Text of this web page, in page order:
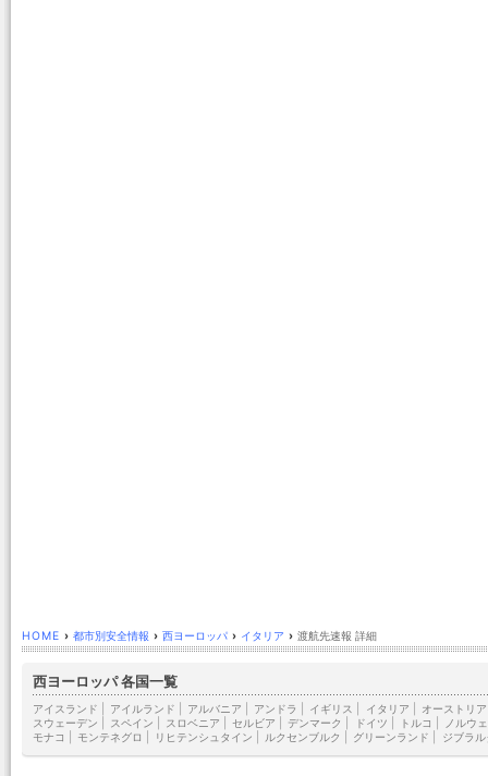
HOME › 都市別安全情報 › 西ヨーロッパ › イタリア › 渡航先速報 詳細
西ヨーロッパ 各国一覧
アイスランド アイルランド アルバニア アンドラ イギリス イタリア オーストリア
スウェーデン
スペイン スロベニア セルビア デンマーク ドイツ トルコ
ノルウ
モナコ
モンテネグロ リヒテンシュタイン ルクセンブルク グリーンランド ジブラル